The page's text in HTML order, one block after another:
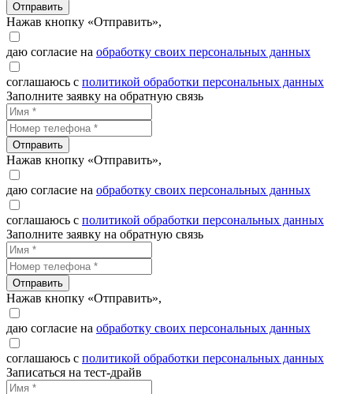
Отправить
Нажав кнопку «Отправить»,
даю согласие на обработку своих персональных данных
соглашаюсь с политикой обработки персональных данных
Заполните заявку на обратную связь
Отправить
Нажав кнопку «Отправить»,
даю согласие на обработку своих персональных данных
соглашаюсь с политикой обработки персональных данных
Заполните заявку на обратную связь
Отправить
Нажав кнопку «Отправить»,
даю согласие на обработку своих персональных данных
соглашаюсь с политикой обработки персональных данных
Записаться на тест-драйв